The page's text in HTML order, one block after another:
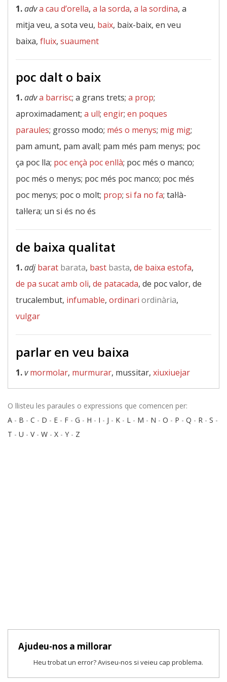
1.adva cau d’orella, a la sorda, a la sordina, a
mitja veu, a sota veu, baix, baix-baix, en veu
baixa, fluix, suaument
poc dalt o baix
1.adva barrisc; a grans trets; a prop;
aproximadament; a ull; engir; en poques
paraules; grosso modo; més o menys; mig mig;
pam amunt, pam avall; pam més pam menys; poc
ça poc lla; poc ençà poc enllà; poc més o manco;
poc més o menys; poc més poc manco; poc més
poc menys; poc o molt; prop; si fa no fa; tal·là-
tal·lera; un si és no és
de baixa qualitat
1.adj barat barata, bast basta, de baixa estofa,
de pa sucat amb oli, de patacada, de poc valor, de
trucalembut, infumable, ordinari ordinària,
vulgar
parlar en veu baixa
1.v mormolar, murmurar, mussitar, xiuxiuejar
O llisteu les paraules o expressions que comencen per:
A - B - C - D - E - F - G - H - I - J - K - L - M - N - O - P - Q - R - S -
T - U - V- W - X - Y - Z
Ajudeu-nos a millorar
Heu trobat un error? Aviseu-nos si veieu cap problema.